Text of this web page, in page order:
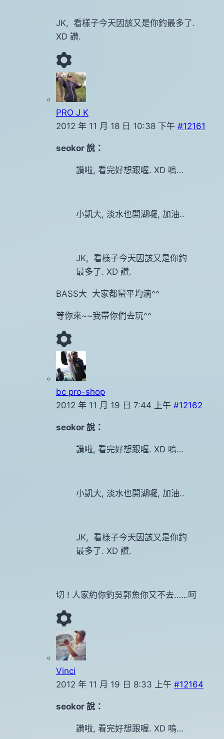
JK, 看樣子今天因該又是你釣最多了.
XD 讚.
PRO J K
2012 年 11 月 18 日 10:38 下午 #12161
seokor 說：
讚啦, 看完好想跟喔. XD 嗚…
小凱大, 淡水也開湖囉, 加油..
JK, 看樣子今天因該又是你釣
最多了. XD 讚.
BASS大 大家都蠻平均滴^^
等你來~~我帶你們去玩^^
bc pro-shop
2012 年 11 月 19 日 7:44 上午 #12162
seokor 說：
讚啦, 看完好想跟喔. XD 嗚…
小凱大, 淡水也開湖囉, 加油..
JK, 看樣子今天因該又是你釣
最多了. XD 讚.
切 ! 人家約你釣吳郭魚你又不去……呵
Vinci
2012 年 11 月 19 日 8:33 上午 #12164
seokor 說：
讚啦, 看完好想跟喔. XD 嗚…